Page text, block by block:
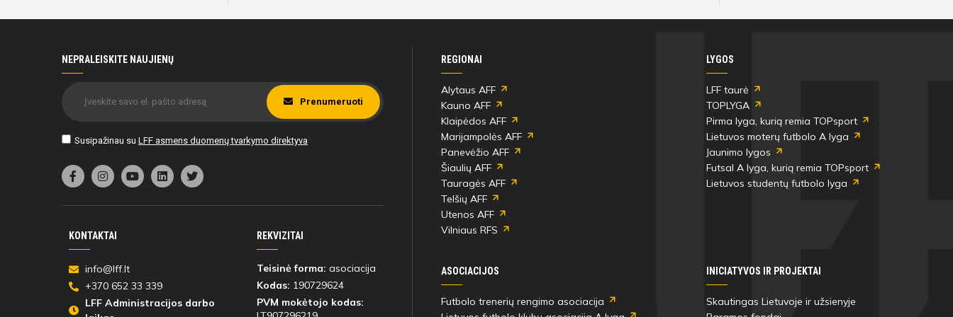
NEPRALEISKITE NAUJIENŲ
Susipažinau su LFF asmens duomenų tvarkymo direktyva
Prenumeruoti
KONTAKTAI
info@lff.lt
+370 652 33 339
LFF Administracijos darbo
REKVIZITAI
Teisinė forma: asociacija
Kodas: 190729624
PVM mokėtojo kodas:
REGIONAI
Alytaus AFF
Kauno AFF
Klaipėdos AFF
Marijampolės AFF
Panevėžio AFF
Šiaulių AFF
Tauragės AFF
Telšių AFF
Utenos AFF
Vilniaus RFS
LYGOS
LFF taurė
TOPLYGA
Pirma lyga, kurią remia TOPsport
Lietuvos moterų futbolo A lyga
Jaunimo lygos
Futsal A lyga, kurią remia TOPsport
Lietuvos studentų futbolo lyga
ASOCIACIJOS
Futbolo trenerių rengimo asociacija
INICIATYVOS IR PROJEKTAI
Skautingas Lietuvoje ir užsienyje